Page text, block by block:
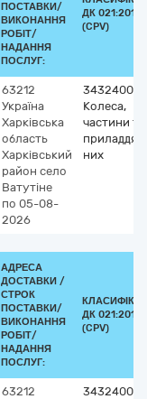
ПОСТАВКИ/
ВИКОНАННЯ
РОБІТ/
НАДАННЯ
ПОСЛУГ:
ДК 021:2015
(CPV)
63212
Україна
Харківська
область
Харківський
район село
Ватутіне
по 05-08-
2026
Колеса,
частини та
приладдя
них
АДРЕСА
ДОСТАВКИ /
СТРОК
ПОСТАВКИ/
ВИКОНАННЯ
РОБІТ/
НАДАННЯ
ПОСЛУГ:
ДК 021:2015
(CPV)
63212